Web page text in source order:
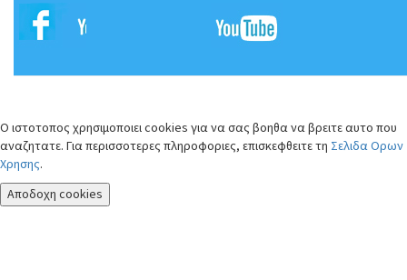
Ο ιστοτοπος χρησιμοποιει cookies για να σας βοηθα να βρειτε αυτο που
αναζητατε. Για περισσοτερες πληροφοριες, επισκεφθειτε τη Σελιδα Ορων
Χρησης.
Αποδοχη cookies